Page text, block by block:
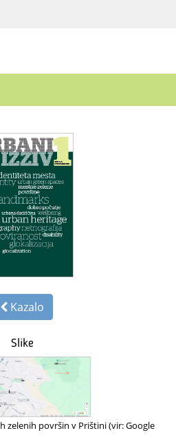
Kazalo
Slike
zelenih površin v Prištini (vir: Google